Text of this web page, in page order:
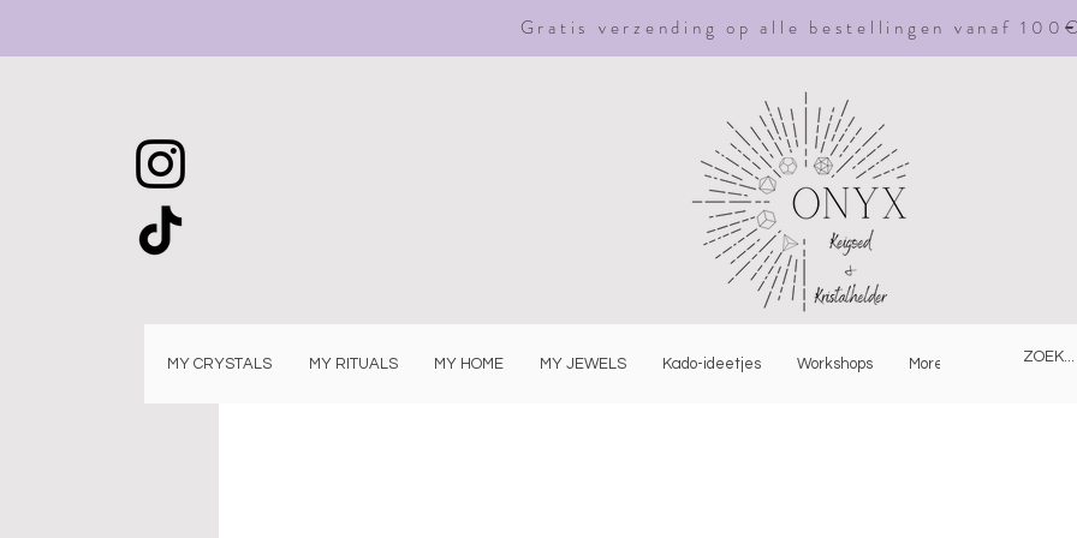
Gratis verzending op alle bestellingen vanaf 100€
MY CRYSTALS MY RITUALS MY HOME MY JEWELS Kado-ideetjes Workshops More